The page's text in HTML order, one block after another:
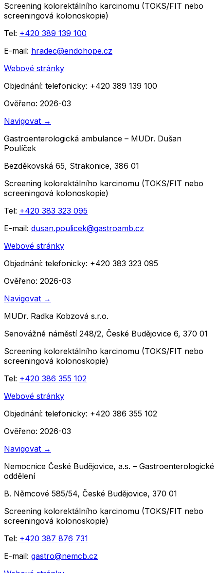
Screening kolorektálního karcinomu (TOKS/FIT nebo
screeningová kolonoskopie)
Tel: +420 389 139 100
E-mail: hradec@endohope.cz
Webové stránky
Objednání: telefonicky: +420 389 139 100
Ověřeno: 2026-03
Navigovat →
Gastroenterologická ambulance – MUDr. Dušan
Poulíček
Bezděkovská 65, Strakonice, 386 01
Screening kolorektálního karcinomu (TOKS/FIT nebo
screeningová kolonoskopie)
Tel: +420 383 323 095
E-mail: dusan.poulicek@gastroamb.cz
Webové stránky
Objednání: telefonicky: +420 383 323 095
Ověřeno: 2026-03
Navigovat →
MUDr. Radka Kobzová s.r.o.
Senovážné náměstí 248/2, České Budějovice 6, 370 01
Screening kolorektálního karcinomu (TOKS/FIT nebo
screeningová kolonoskopie)
Tel: +420 386 355 102
Webové stránky
Objednání: telefonicky: +420 386 355 102
Ověřeno: 2026-03
Navigovat →
Nemocnice České Budějovice, a.s. – Gastroenterologické
oddělení
B. Němcové 585/54, České Budějovice, 370 01
Screening kolorektálního karcinomu (TOKS/FIT nebo
screeningová kolonoskopie)
Tel: +420 387 876 731
E-mail: gastro@nemcb.cz